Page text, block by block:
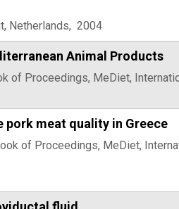
Netherlands, 2004
Animal Products
of Proceedings, MeDiet,
meat quality in Greece
of Proceedings, MeDiet,